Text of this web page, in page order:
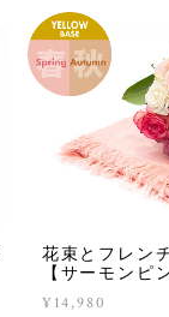
花束とフレン
【サーモンピ
¥14,980